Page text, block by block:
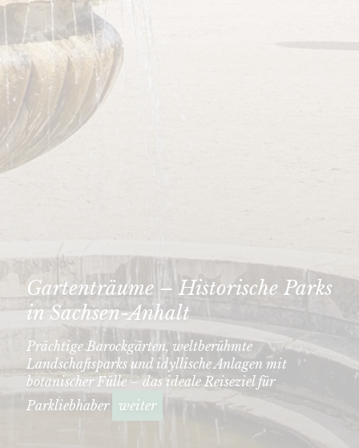
Gartenträume – Historische Parks
in Sachsen-Anhalt
Prächtige Barockgärten, weltberühmte
Landschaftsparks und idyllische Anlagen mit
botanischer Fülle – das ideale Reiseziel für
Parkliebhaber weiter